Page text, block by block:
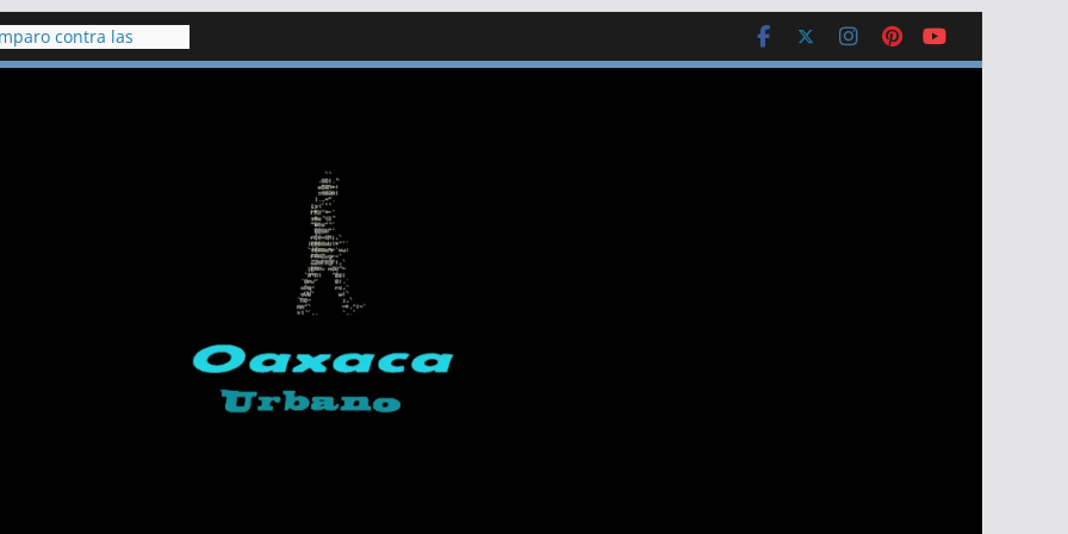
contra las
Milpillas